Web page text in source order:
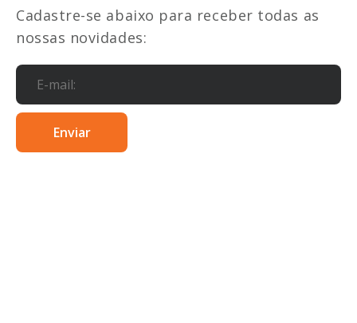
Cadastre-se abaixo para receber todas as
nossas novidades: